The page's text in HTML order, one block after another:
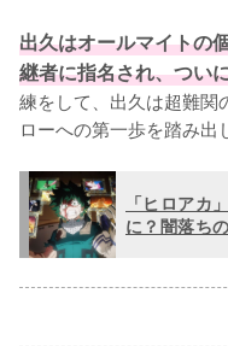
出久はオールマイトの
継者に指名され、つい
練をして、出久は超難関
ローへの第一歩を踏み出
「ヒロアカ
に？闇落ち